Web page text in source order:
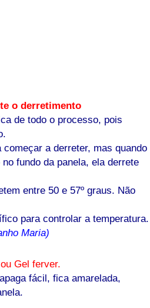
o derretimento
de todo o processo, pois
começar a derreter, mas quando
fundo da panela, ela derrete
entre 50 e 57º graus. Não
para controlar a temperatura.
Maria)
Gel ferver.
fácil, fica amarelada,